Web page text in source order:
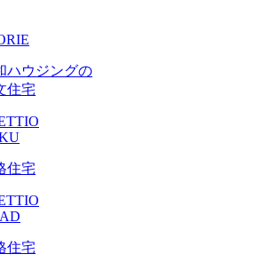
ハウジングの
住宅
住宅
住宅